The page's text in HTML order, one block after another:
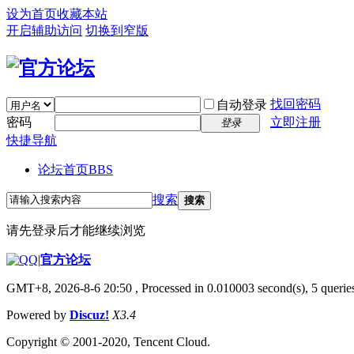
设为首页收藏本站
开启辅助访问 切换到窄版
自动登录 找回密码
密码
登录
立即注册
快捷导航
论坛首页BBS
搜索 搜索
请先登录后才能继续浏览
|官方论坛
GMT+8, 2026-8-6 20:50 , Processed in 0.010003 second(s), 5
Powered by Discuz! X3.4
Copyright © 2001-2020, Tencent Cloud.